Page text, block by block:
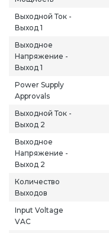
Выходной Ток -
Выход 1
Выходное
Напряжение -
Выход 1
Power Supply
Approvals
Выходной Ток -
Выход 2
Выходное
Напряжение -
Выход 2
Количество
Выходов
Input Voltage
VAC
Липецк
Магас
Майкоп